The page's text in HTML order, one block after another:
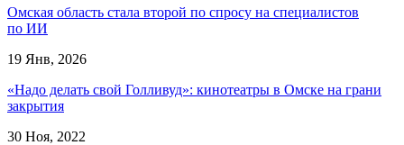
Омская область стала второй по спросу на специалистов
по ИИ
19 Янв, 2026
«Надо делать свой Голливуд»: кинотеатры в Омске на грани
закрытия
30 Ноя, 2022